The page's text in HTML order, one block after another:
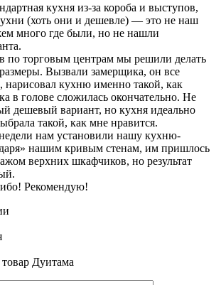
кухня из-за короба и выступов,
(хоть они и дешевле) — это не наш
много где были, но не нашли
по торговым центрам мы решили делать
Вызвали замерщика, он все
нарисовал кухню именно такой, как
в голове сложилась окончательно. Не
дешевый вариант, но кухня идеально
такой, как мне нравится.
нам установили нашу кухню-
нашим кривым стенам, им пришлось
верхних шкафчиков, но результат
Рекомендую!
Дуитама